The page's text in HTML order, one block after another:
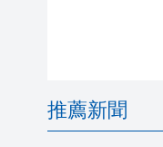
推薦新聞